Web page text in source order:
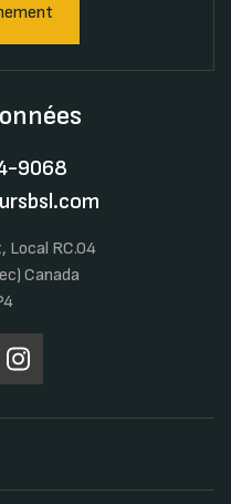
9068
Local RC.04
Canada